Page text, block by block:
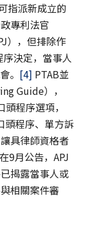
指派新成立的
專利法官
），但排除作
決定，當事人
。 [4] PTAB並
Guide），
程序選項，
頭程序、單方訴
具律師資格者
9月公告，APJ
揭露當事人或
相關案件審